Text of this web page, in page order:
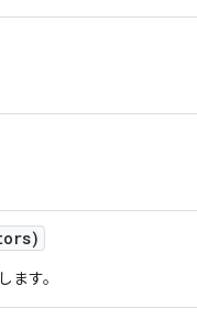
ます。